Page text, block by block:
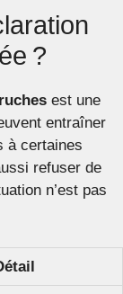
?
est une
entraîner
à certaines
refuser de
n’est pas